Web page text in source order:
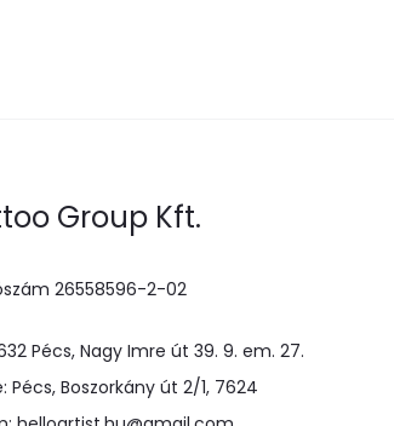
Group Kft.
26558596-2-02
Pécs, Nagy Imre út 39. 9. em. 27.
Pécs, Boszorkány út 2/1, 7624